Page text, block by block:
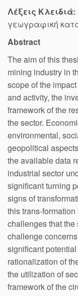
Λέξεις Κλειδιά:
γεωγραφική
Abstract
The aim of this
mining industry in
scope of the
and activity, the
framework of the
the sector.
environmental,
geopolitical
the available data
industrial sector
significant turning
signs of
this trans-
challenges that
challenge
significant
rationalization of
the utilization of
framework of the